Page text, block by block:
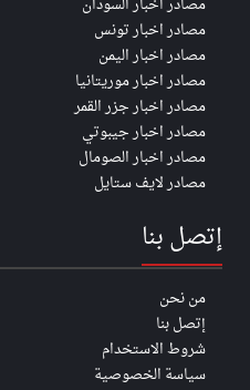
مصادر اخبار تونس
مصادر اخبار اليمن
مصادر اخبار موريتانيا
مصادر اخبار جزر القمر
مصادر اخبار جيبوتي
مصادر اخبار الصومال
مصادر لايف ستايل
إتصل بنا
من نحن
إتصل بنا
شروط الاستخدام
سياسة الخصوصية